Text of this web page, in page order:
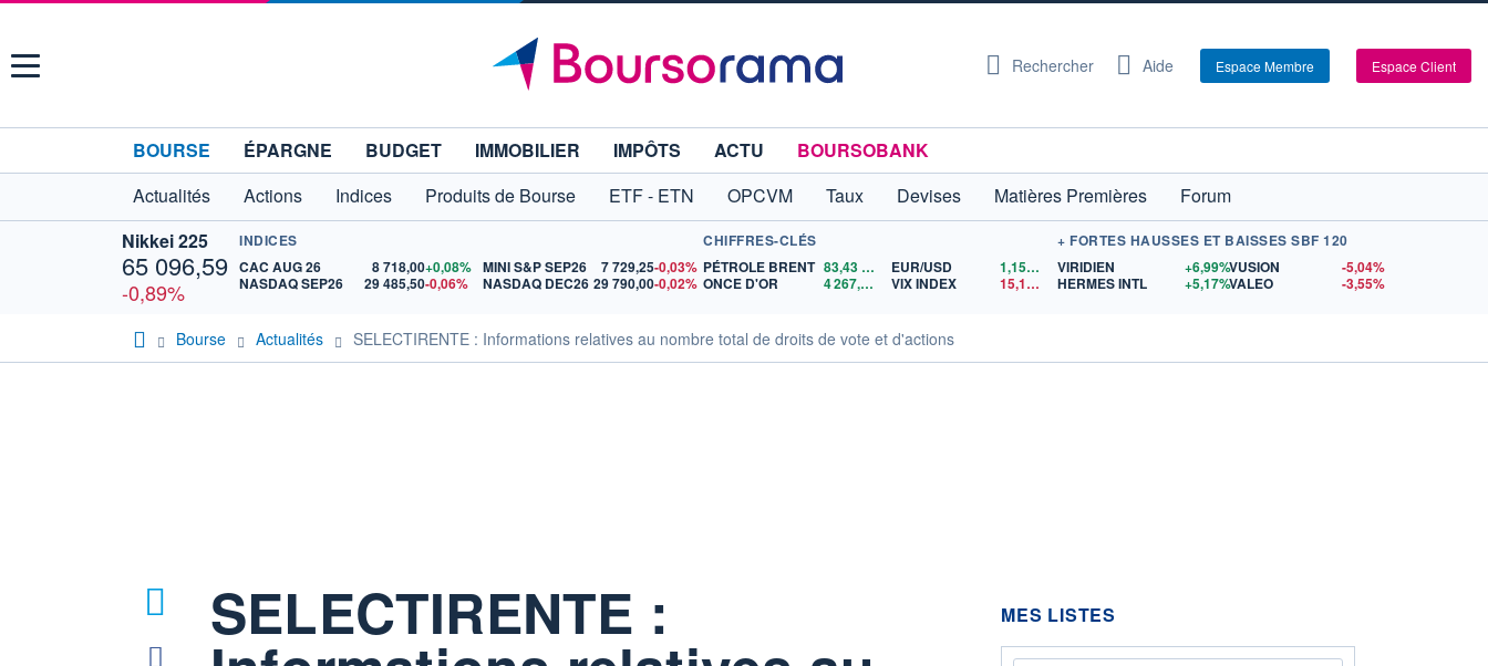
Menu Rechercher Aide Espace Membre Espace Client
BOURSE ÉPARGNE BUDGET IMMOBILIER IMPÔTS ACTU
BOURSOBANK
Actualités
Actions Indices Produits de Bourse ETF - ETN OPCVM Taux Devises Matières Premières
Forum
Nikkei 225
65 096,59
-0,89%
INDICES
CAC AUG 26
8 718,00+0,08%
NASDAQ SEP26
29 485,50-0,06%
MINI S&P SEP26 7 729,25-0,03%
NASDAQ DEC26 29 790,00-0,02%
CHIFFRES-CLÉS
PÉTROLE BRENT 83,43$US
ONCE D'OR
4 267,21 $US
EUR/USD 1,1522
$US
VIX INDEX
15,15$US
+ FORTES HAUSSES ET BAISSES SBF 120
VIRIDIEN
+6,99%
HERMES INTL
+5,17%
VUSION
-5,04%
VALEO
-3,55%
Bourse Actualités SELECTIRENTE : Informations relatives au nombre total de droits de vote et d'actions
SELECTIRENTE : MES LISTES